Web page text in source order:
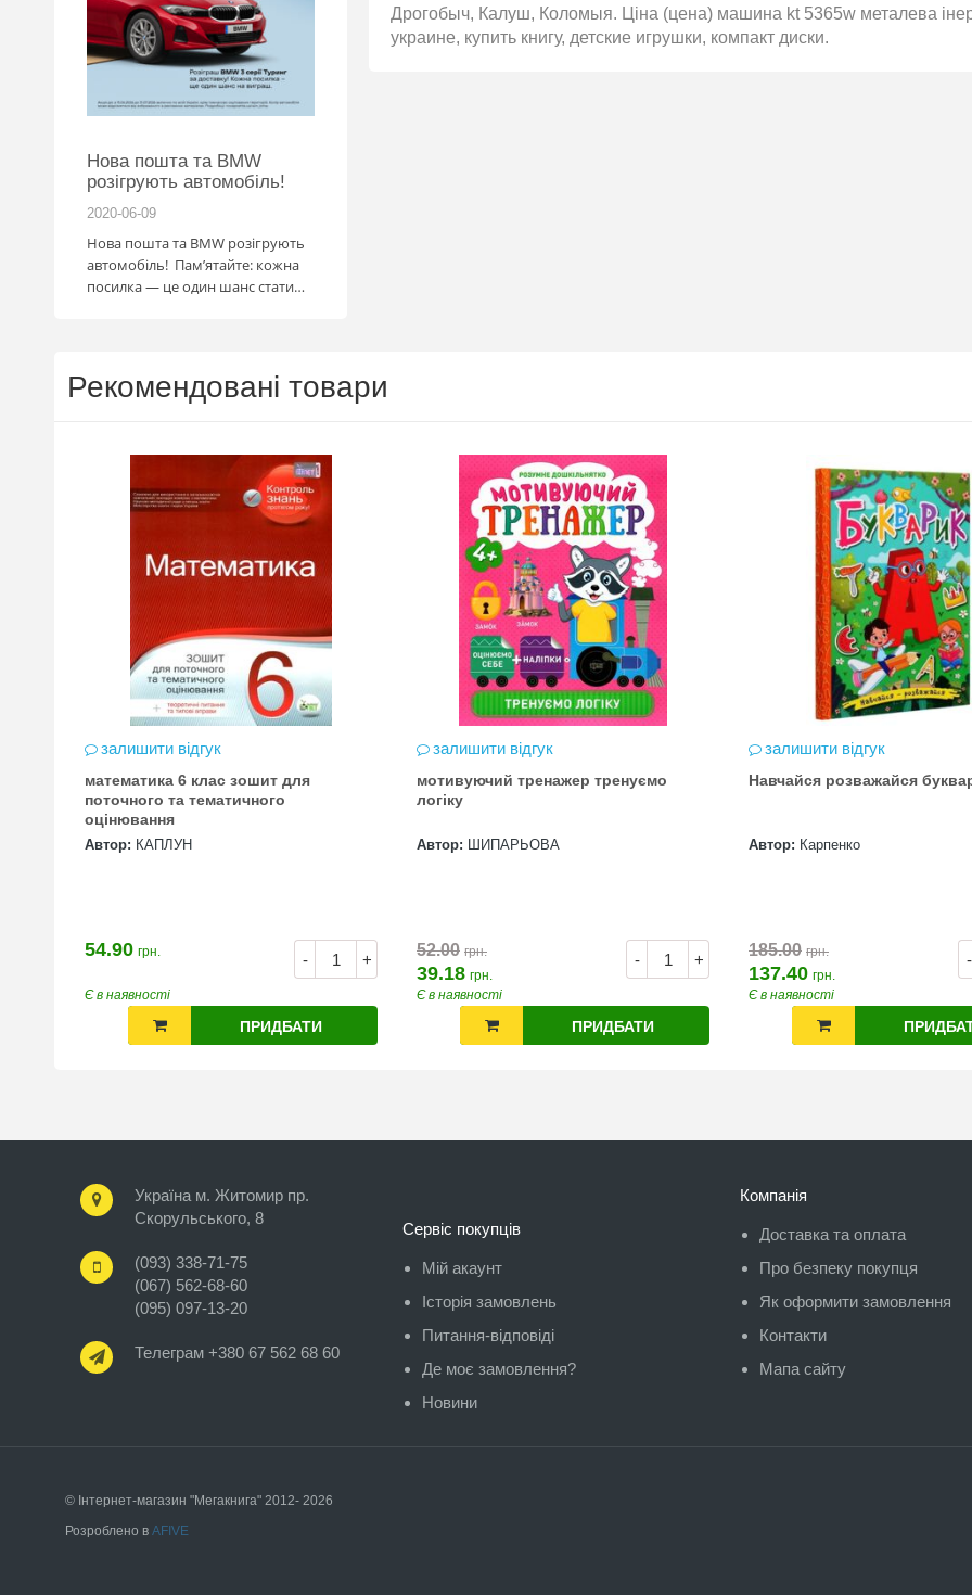
Нова пошта та BMW
розігрують автомобіль!
2020-06-09
Нова пошта та BMW розігрують
автомобіль! Пам’ятайте: кожна
посилка — це один шанс стати
участь в розіграші авто. Кожна
15 Реєстрація в акції за номером
акції: http://novaposhta.ua/win_bmw
Дрогобыч, Калуш, Коломыя. Ціна (цена) машина kt 5365w металева
украине, купить книгу, детские игрушки, компакт диски.
Рекомендовані товари
залишити відгук
математика 6 клас зошит для
поточного та тематичного
оцінювання
Автор: КАПЛУН
- +
54.90 грн.
Є в наявності
ПРИДБАТИ
залишити відгук
мотивуючий тренажер тренуємо
логіку
Автор: ШИПАРЬОВА
- +
52.00 грн.
39.18 грн.
Є в наявності
ПРИДБАТИ
залишити відгук
Навчайся розважайся
Автор: Карпенко
-
185.00 грн.
137.40 грн.
Є в наявності
Україна м. Житомир пр.
Скорульського, 8
(093) 338-71-75
(067) 562-68-60
(095) 097-13-20
Телеграм +380 67 562 68 60
Сервіс покупців
Мій акаунт
Історія замовлень
Питання-відповіді
Де моє замовлення?
Новини
Компанія
Доставка та оплата
Про безпеку покупця
Як оформити замовлення
Контакти
Мапа сайту
© Інтернет-магазин "Мегакнига" 2012- 2026
Розроблено в AFIVE